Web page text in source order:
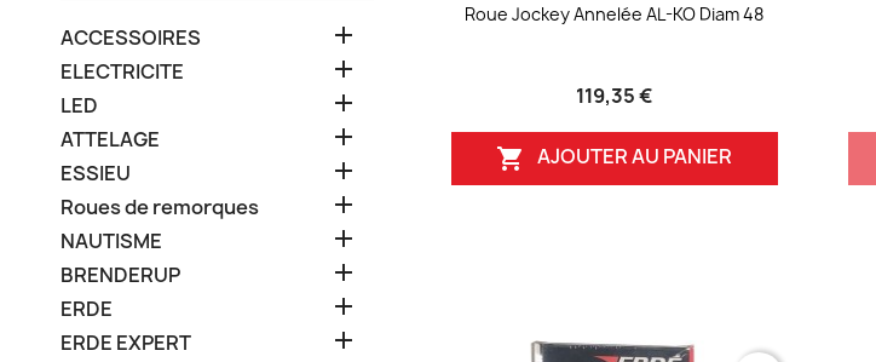
ACCESSOIRES 
ELECTRICITE 
LED 
ATTELAGE 
ESSIEU 
Roues de remorques 
NAUTISME 
BRENDERUP 
ERDE 
ERDE EXPERT 
Roue Jockey Annelée AL-KO Diam 48
119,35 €
 AJOUTER AU PANIER